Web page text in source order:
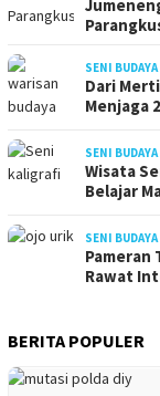
SENI BUDAYA
Dari
Menjaga
SENI BUDAYA
Wisata
Belajar
SENI BUDAYA
Pameran
Rawat
BERITA POPULER